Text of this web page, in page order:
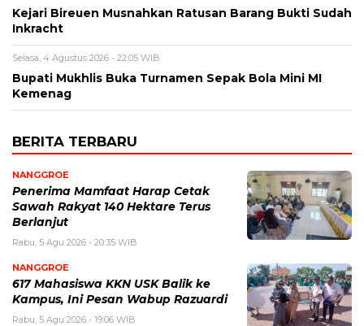
Kejari Bireuen Musnahkan Ratusan Barang Bukti Sudah
Inkracht
Selasa, 4 Agustus 2026 - 22:05 WIB
Bupati Mukhlis Buka Turnamen Sepak Bola Mini MI
Kemenag
BERITA TERBARU
NANGGROE
Penerima Mamfaat Harap Cetak
Sawah Rakyat 140 Hektare Terus
Berlanjut
Rabu, 5 Agu 2026 - 20:35 WIB
NANGGROE
617 Mahasiswa KKN USK Balik ke
Kampus, Ini Pesan Wabup Razuardi
Rabu, 5 Agu 2026 - 19:06 WIB